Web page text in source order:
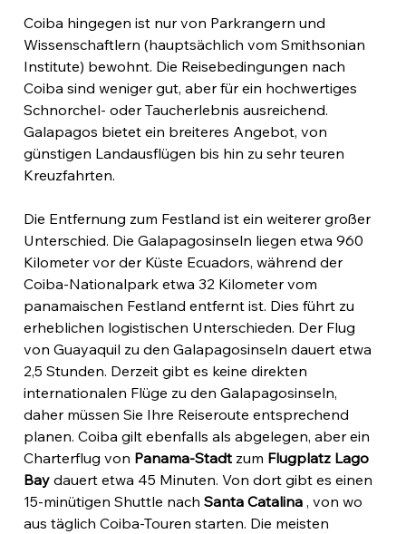
Coiba hingegen ist nur von Parkrangern und
Wissenschaftlern (hauptsächlich vom Smithsonian
Institute) bewohnt. Die Reisebedingungen nach
Coiba sind weniger gut, aber für ein hochwertiges
Schnorchel- oder Taucherlebnis ausreichend.
Galapagos bietet ein breiteres Angebot, von
günstigen Landausflügen bis hin zu sehr teuren
Kreuzfahrten.
Die Entfernung zum Festland ist ein weiterer großer
Unterschied. Die Galapagosinseln liegen etwa 960
Kilometer vor der Küste Ecuadors, während der
Coiba-Nationalpark etwa 32 Kilometer vom
panamaischen Festland entfernt ist. Dies führt zu
erheblichen logistischen Unterschieden. Der Flug
von Guayaquil zu den Galapagosinseln dauert etwa
2,5 Stunden. Derzeit gibt es keine direkten
internationalen Flüge zu den Galapagosinseln,
daher müssen Sie Ihre Reiseroute entsprechend
planen. Coiba gilt ebenfalls als abgelegen, aber ein
Charterflug von Panama-Stadt zum Flugplatz Lago
Bay dauert etwa 45 Minuten. Von dort gibt es einen
15-minütigen Shuttle nach Santa Catalina , von wo
aus täglich Coiba-Touren starten. Die meisten